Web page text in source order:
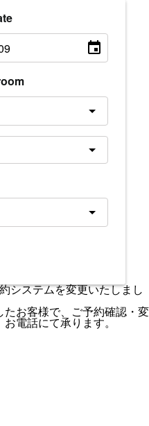
システムを変更いたしまし
たお客様で、ご予約確認・変
電話にて承ります。